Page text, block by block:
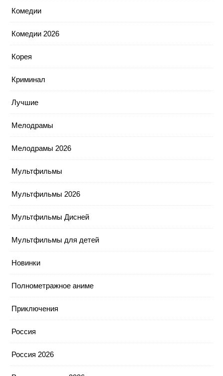
Комедии
Комедии 2026
Корея
Криминал
Лучшие
Мелодрамы
Мелодрамы 2026
Мультфильмы
Мультфильмы 2026
Мультфильмы Дисней
Мультфильмы для детей
Новинки
Полнометражное аниме
Приключения
Россия
Россия 2026